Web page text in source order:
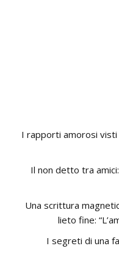
I rapporti amorosi visti
Il non detto tra
Una scrittura
lieto fine:
I segreti di una